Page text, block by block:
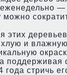
—
этих
и влажную
поддерживая
стричь